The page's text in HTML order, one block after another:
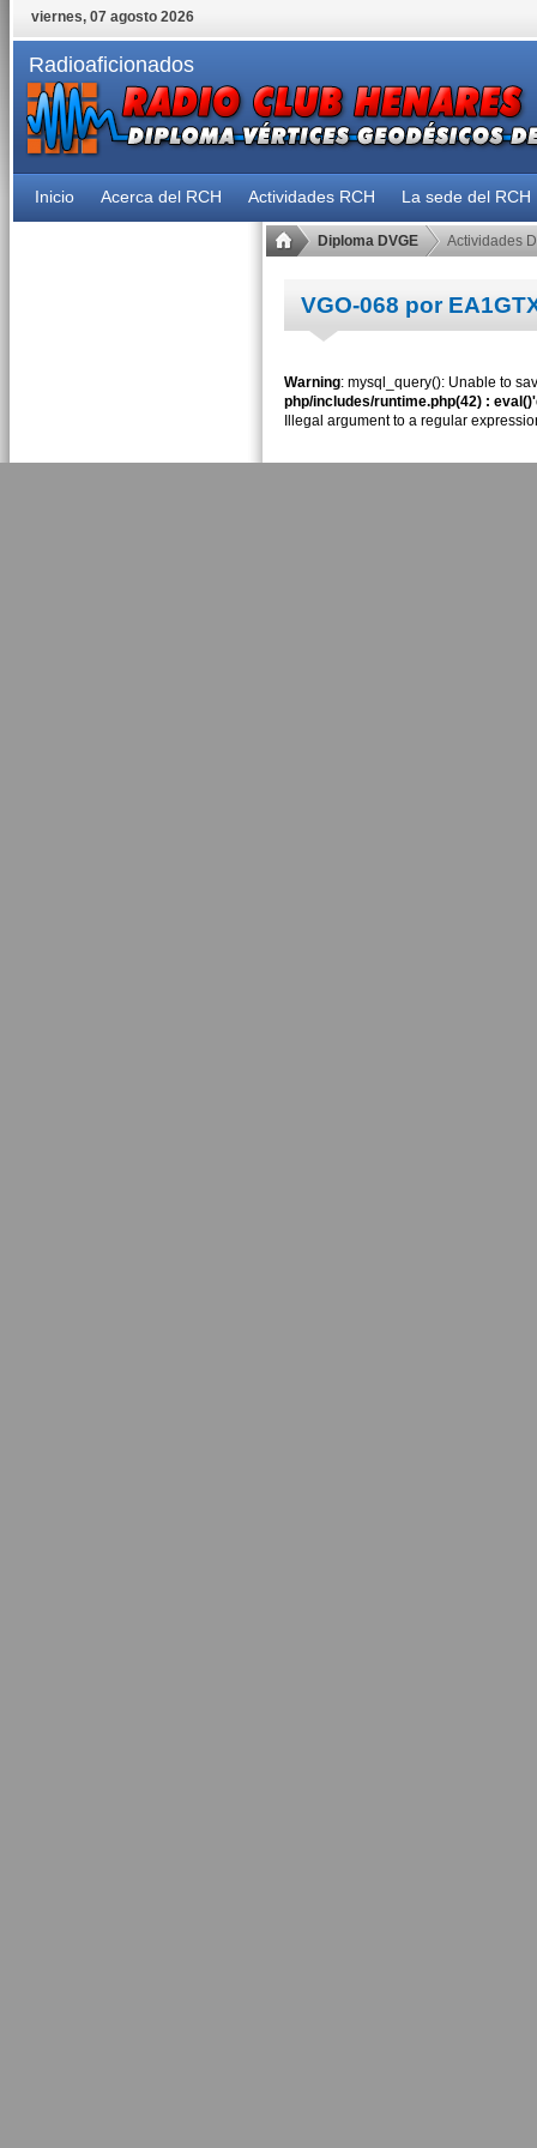
viernes, 07 agosto 2026
Radioaficionados
Inicio Acerca del RCH Actividades RCH La sede del RCH
Diploma DVGE Actividades
VGO-068 por
Warning: mysql_query(): Unable to
php/includes/runtime.php(42) :
Illegal argument to a regular